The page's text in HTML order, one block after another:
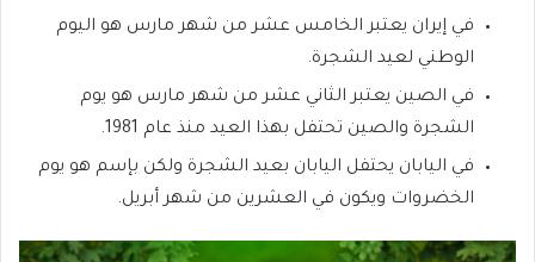
في إيران يعتبر الخامس عشر من شهر مارس هو اليوم
الوطني لعيد الشجرة.
في الصين يعتبر الثاني عشر من شهر مارس هو يوم
الشجرة والصين تحتفل بهذا العيد منذ عام 1981.
في اليابان يحتفل اليابان بعيد الشجرة ولكن بإسم هو يوم
الخضروات ويكون في العشرين من شهر أبريل.